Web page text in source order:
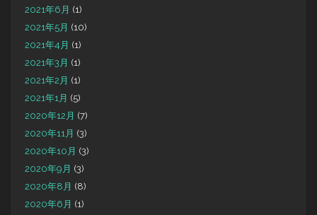
2021年6月 (1)
2021年5月 (10)
2021年4月 (1)
2021年3月 (1)
2021年2月 (1)
2021年1月 (5)
2020年12月 (7)
2020年11月 (3)
2020年10月 (3)
2020年9月 (3)
2020年8月 (8)
2020年6月 (1)